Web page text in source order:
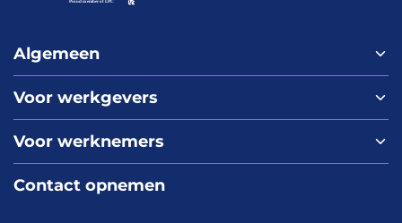
Algemeen
Home
Over ons
Werken bij HOBIJ
Contact
Voor werkgevers
Nieuws
Blog
Academy
Voor werknemers
Vacaturepagina
Contact opnemen